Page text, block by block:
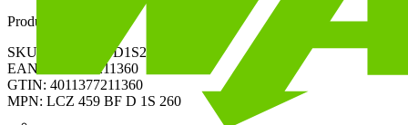
Produktkennzeichen
SKU: LCZ459BFD1S260
EAN: 4011377211360
GTIN: 4011377211360
MPN: LCZ 459 BF D 1S 260